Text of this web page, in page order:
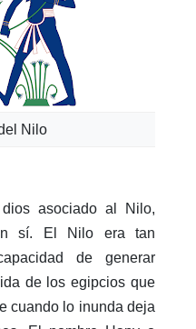
Nilo
asociado al Nilo,
sí. El Nilo era tan
de generar
de los egipcios que
cuando lo inunda deja